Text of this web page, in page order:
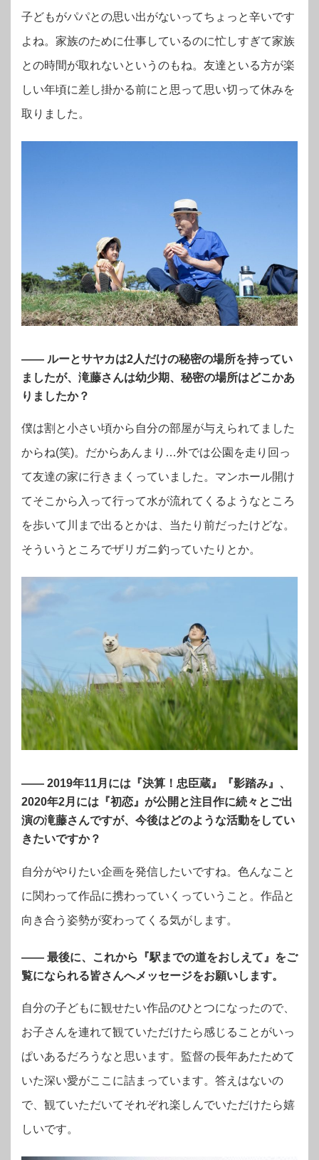
子どもがパパとの思い出がないってちょっと辛いです
よね。家族のために仕事しているのに忙しすぎて家族
との時間が取れないというのもね。友達といる方が楽
しい年頃に差し掛かる前にと思って思い切って休みを
取りました。
—— ルーとサヤカは2人だけの秘密の場所を持ってい
ましたが、滝藤さんは幼少期、秘密の場所はどこかあ
りましたか？
僕は割と小さい頃から自分の部屋が与えられてました
からね(笑)。だからあんまり…外では公園を走り回っ
て友達の家に行きまくっていました。マンホール開け
てそこから入って行って水が流れてくるようなところ
を歩いて川まで出るとかは、当たり前だったけどな。
そういうところでザリガニ釣っていたりとか。
—— 2019年11月には『決算！忠臣蔵』『影踏み』、
2020年2月には『初恋』が公開と注目作に続々とご出
演の滝藤さんですが、今後はどのような活動をしてい
きたいですか？
自分がやりたい企画を発信したいですね。色んなこと
に関わって作品に携わっていくっていうこと。作品と
向き合う姿勢が変わってくる気がします。
—— 最後に、これから『駅までの道をおしえて』をご
覧になられる皆さんへメッセージをお願いします。
自分の子どもに観せたい作品のひとつになったので、
お子さんを連れて観ていただけたら感じることがいっ
ぱいあるだろうなと思います。監督の長年あたためて
いた深い愛がここに詰まっています。答えはないの
で、観ていただいてそれぞれ楽しんでいただけたら嬉
しいです。